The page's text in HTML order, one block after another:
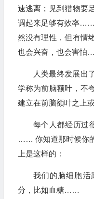
速逃离；见到猎物要
调起来足够有效率……
然没有理性，但有情
也会兴奋，也会害怕
人类最终发展出
学称为前脑额叶，不
建立在前脑额叶之上或
每个人都经历过
…… 你知道那时候你
上是这样的：
我们的脑细胞活
分，比如血糖……